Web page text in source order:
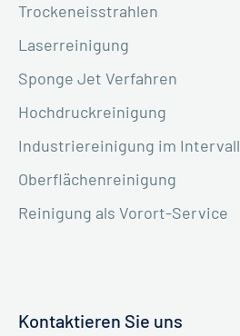
Trockeneisstrahlen
Laserreinigung
Sponge Jet Verfahren
Hochdruckreinigung
Industriereinigung im Intervall
Oberflächenreinigung
Reinigung als Vorort-Service
Kontaktieren Sie uns